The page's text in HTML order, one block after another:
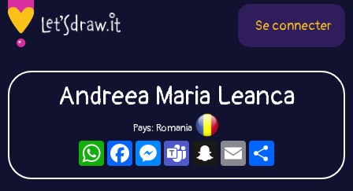
Se connecter
Andreea Maria Leanca
Pays: Romania
WhatsAppFacebookMessengerTeamsSnapchat
Email